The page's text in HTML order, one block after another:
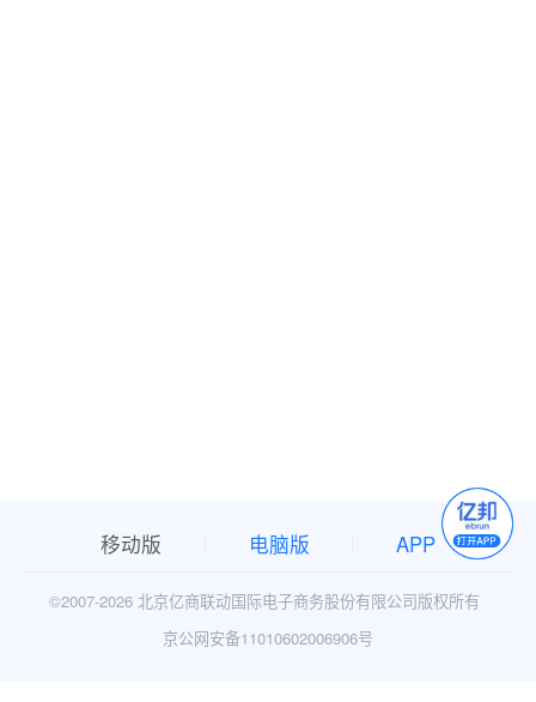
移动版 电脑版 APP
©2007-2026 北京亿商联动国际电子商务股份有限公司版权所有
京公网安备11010602006906号